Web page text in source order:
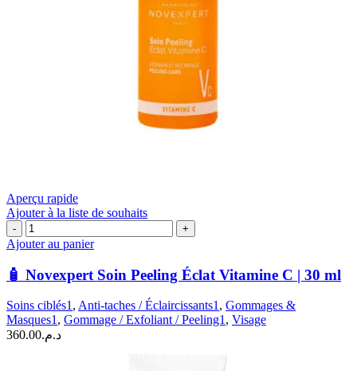
Aperçu rapide
Ajouter à la liste de souhaits
quantité
de
Novexpert
Soin
Peeling
Éclat
Vitamine
C
Ajouter au panier
🧴 Novexpert Soin Peeling Éclat Vitamine C | 30 ml
Soins ciblés1, Anti-taches / Éclaircissants1, Gommages &
Masques1, Gommage / Exfoliant / Peeling1, Visage
د.م.360.00